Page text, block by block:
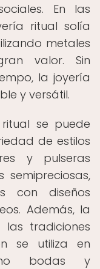
En las
ritual solía
metales
valor. Sin
la joyería
y versátil.
se puede
de estilos
y pulseras
con diseños
Además, la
tradiciones
se utiliza en
bodas y